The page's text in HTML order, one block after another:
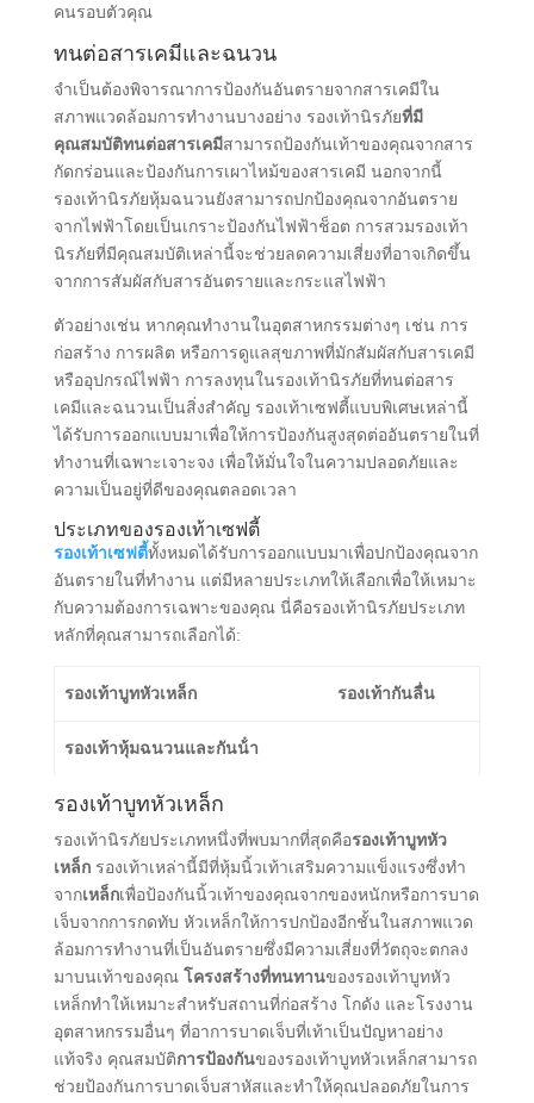
คนรอบตัวคุณ
ทนต่อสารเคมีและฉนวน
จําเป็นต้องพิจารณาการป้องกันอันตรายจากสารเคมีใน
สภาพแวดล้อมการทํางานบางอย่าง รองเท้านิรภัยที่มี
คุณสมบัติทนต่อสารเคมี สามารถป้องกันเท้าของคุณจากสาร
กัดกร่อนและป้องกันการเผาไหม้ของสารเคมี นอกจากนี้
รองเท้านิรภัยหุ้มฉนวนยังสามารถปกป้องคุณจากอันตราย
จากไฟฟ้าโดยเป็นเกราะป้องกันไฟฟ้าช็อต การสวมรองเท้า
นิรภัยที่มีคุณสมบัติเหล่านี้จะช่วยลดความเสี่ยงที่อาจเกิดขึ้น
จากการสัมผัสกับสารอันตรายและกระแสไฟฟ้า
ตัวอย่างเช่น หากคุณทํางานในอุตสาหกรรมต่างๆ เช่น การ
ก่อสร้าง การผลิต หรือการดูแลสุขภาพที่มักสัมผัสกับสารเคมี
หรืออุปกรณ์ไฟฟ้า การลงทุนในรองเท้านิรภัยที่ทนต่อสาร
เคมีและฉนวนเป็นสิ่งสําคัญ รองเท้าเซฟตี้แบบพิเศษเหล่านี้
ได้รับการออกแบบมาเพื่อให้การป้องกันสูงสุดต่ออันตรายในที่
ทํางานที่เฉพาะเจาะจง เพื่อให้มั่นใจในความปลอดภัยและ
ความเป็นอยู่ที่ดีของคุณตลอดเวลา
ประเภทของรองเท้าเซฟตี้
รองเท้าเซฟตี้ทั้งหมดได้รับการออกแบบมาเพื่อปกป้องคุณจาก
อันตรายในที่ทํางาน แต่มีหลายประเภทให้เลือกเพื่อให้เหมาะ
กับความต้องการเฉพาะของคุณ นี่คือรองเท้านิรภัยประเภท
หลักที่คุณสามารถเลือกได้:
รองเท้าบูทหัวเหล็ก รองเท้ากันลื่น
รองเท้าหุ้มฉนวนและกันน้ํา
รองเท้าบูทหัวเหล็ก
รองเท้านิรภัยประเภทหนึ่งที่พบมากที่สุดคือรองเท้าบูทหัว
เหล็กรองเท้าเหล่านี้มีที่หุ้มนิ้วเท้าเสริมความแข็งแรงซึ่งทํา
จากเหล็กเพื่อป้องกันนิ้วเท้าของคุณจากของหนักหรือการบาด
เจ็บจากการกดทับ หัวเหล็กให้การปกป้องอีกชั้นในสภาพแวด
ล้อมการทํางานที่เป็นอันตรายซึ่งมีความเสี่ยงที่วัตถุจะตกลง
มาบนเท้าของคุณ โครงสร้างที่ทนทานของรองเท้าบูทหัว
เหล็กทําให้เหมาะสําหรับสถานที่ก่อสร้าง โกดัง และโรงงาน
อุตสาหกรรมอื่นๆ ที่อาการบาดเจ็บที่เท้าเป็นปัญหาอย่าง
แท้จริง คุณสมบัติการป้องกันของรองเท้าบูทหัวเหล็กสามารถ
ช่วยป้องกันการบาดเจ็บสาหัสและทําให้คุณปลอดภัยในการ